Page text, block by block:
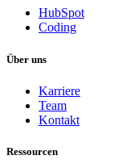
HubSpot
Coding
Über uns
Karriere
Team
Kontakt
Ressourcen